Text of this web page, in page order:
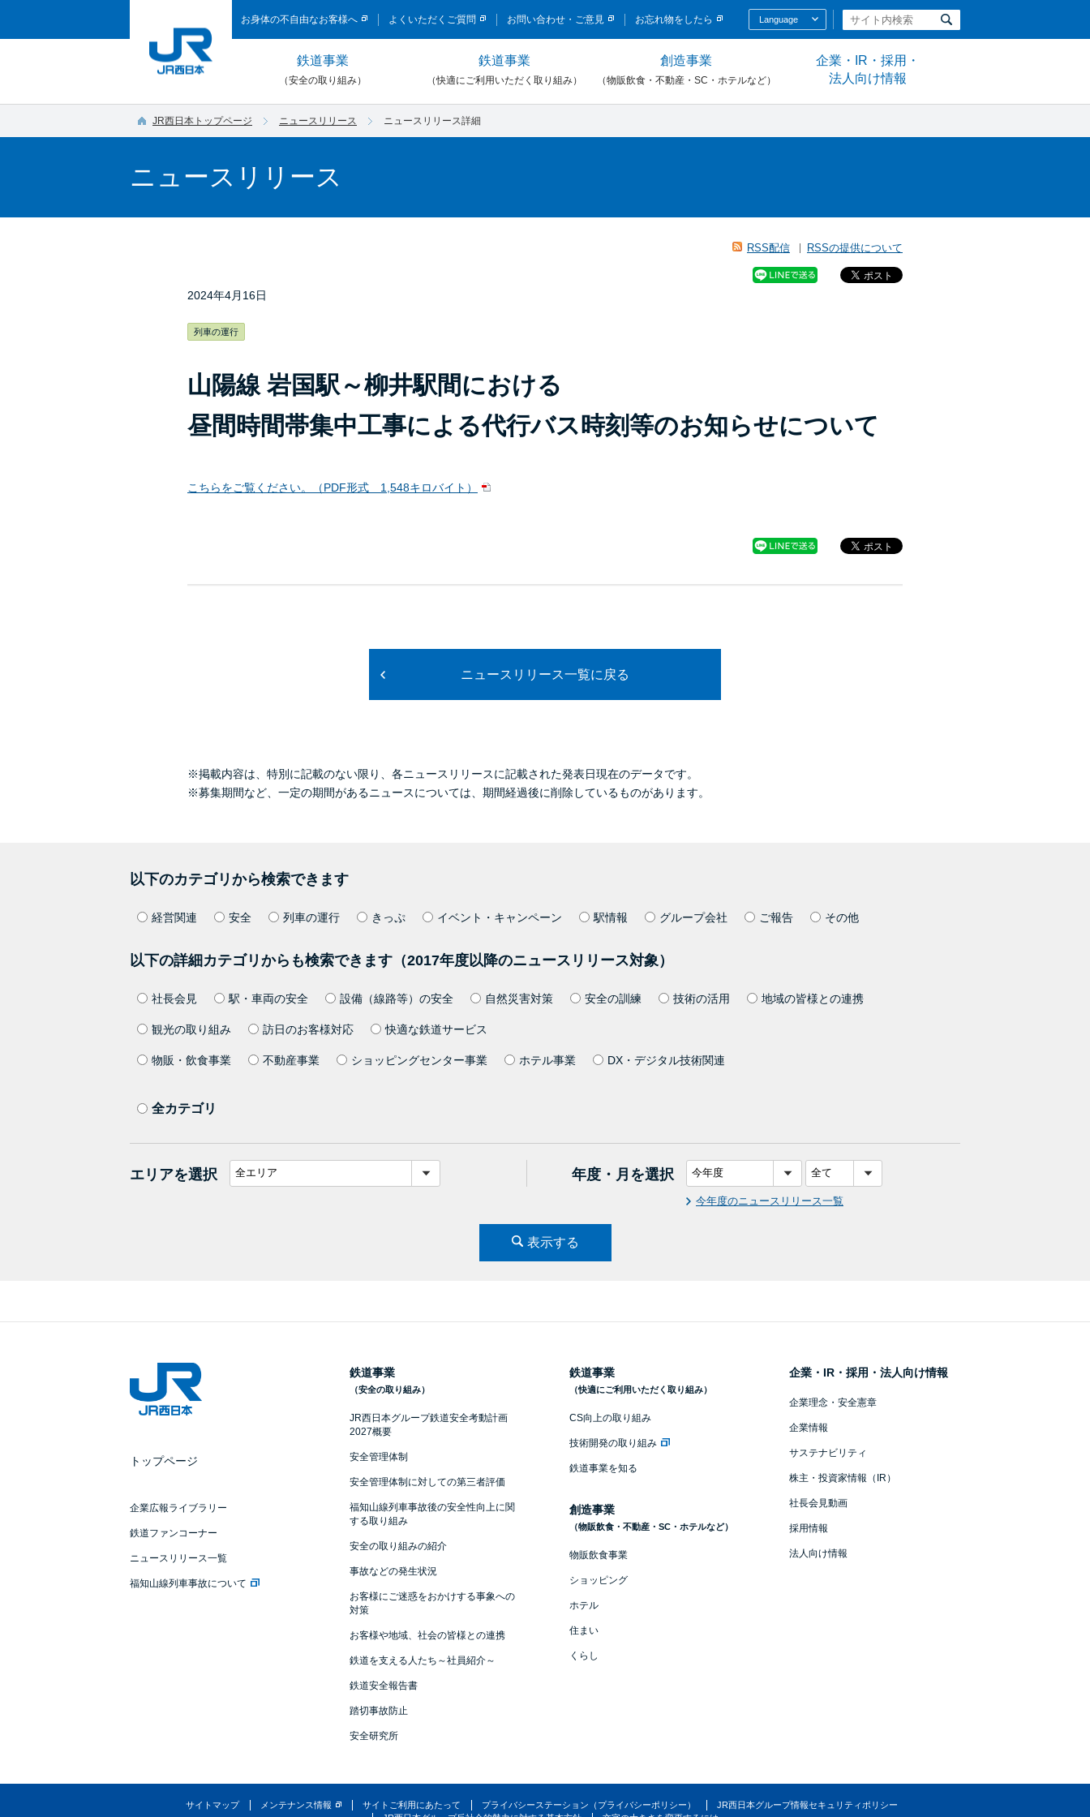
お身体の不自由なお客様へ よくいただくご質問 お問い合わせ・ご意見 お忘れ物をしたら Language
鉄道事業
（安全の取り組み）
鉄道事業
（快適にご利用いただく取り組み）
創造事業
（物販飲食・不動産・SC・ホテルなど）
企業・IR・採用・
法人向け情報
JR西日本トップページ ニュースリリース ニュースリリース詳細
ニュースリリース
RSS配信 RSSの提供について
2024年4月16日
列車の運行
山陽線 岩国駅～柳井駅間における
昼間時間帯集中工事による代行バス時刻等のお知らせについて
こちらをご覧ください。（PDF形式 1,548キロバイト）
ニュースリリース一覧に戻る
※掲載内容は、特別に記載のない限り、各ニュースリリースに記載された発表日現在のデータです。
※募集期間など、一定の期間があるニュースについては、期間経過後に削除しているものがあります。
以下のカテゴリから検索できます
経営関連 安全 列車の運行 きっぷ イベント・キャンペーン 駅情報 グループ会社 ご報告 その他
以下の詳細カテゴリからも検索できます（2017年度以降のニュースリリース対象）
社長会見 駅・車両の安全 設備（線路等）の安全 自然災害対策 安全の訓練 技術の活用 地域の皆様との連携
観光の取り組み 訪日のお客様対応 快適な鉄道サービス
物販・飲食事業 不動産事業 ショッピングセンター事業 ホテル事業 DX・デジタル技術関連
全カテゴリ
エリアを選択 年度・月を選択
今年度のニュースリリース一覧
表示する
トップページ
鉄道事業
（安全の取り組み）
JR西日本グループ鉄道安全考動計画
2027概要
安全管理体制
安全管理体制に対しての第三者評価
福知山線列車事故後の安全性向上に関
する取り組み
安全の取り組みの紹介
事故などの発生状況
お客様にご迷惑をおかけする事象への
対策
お客様や地域、社会の皆様との連携
鉄道を支える人たち～社員紹介～
鉄道安全報告書
踏切事故防止
安全研究所
鉄道事業
（快適にご利用いただく取り組み）
CS向上の取り組み
技術開発の取り組み
鉄道事業を知る
創造事業
（物販飲食・不動産・SC・ホテルなど）
物販飲食事業
ショッピング
ホテル
住まい
くらし
企業・IR・採用・法人向け情報
企業理念・安全憲章
企業情報
サステナビリティ
株主・投資家情報（IR）
社長会見動画
採用情報
法人向け情報
企業広報ライブラリー
鉄道ファンコーナー
ニュースリリース一覧
福知山線列車事故について
サイトマップ メンテナンス情報 サイトご利用にあたって プライバシーステーション（プライバシーポリシー）
JR西日本グループ情報セキュリティポリシー